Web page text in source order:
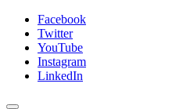
Facebook
Twitter
YouTube
Instagram
LinkedIn